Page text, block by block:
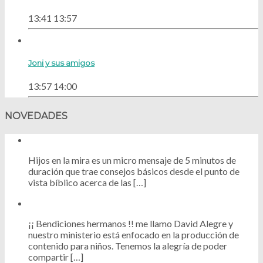
13:41 13:57
Joni y sus amigos
13:57 14:00
NOVEDADES
Hijos en la mira es un micro mensaje de 5 minutos de
duración que trae consejos básicos desde el punto de
vista bíblico acerca de las […]
¡¡ Bendiciones hermanos !! me llamo David Alegre y
nuestro ministerio está enfocado en la producción de
contenido para niños. Tenemos la alegría de poder
compartir […]